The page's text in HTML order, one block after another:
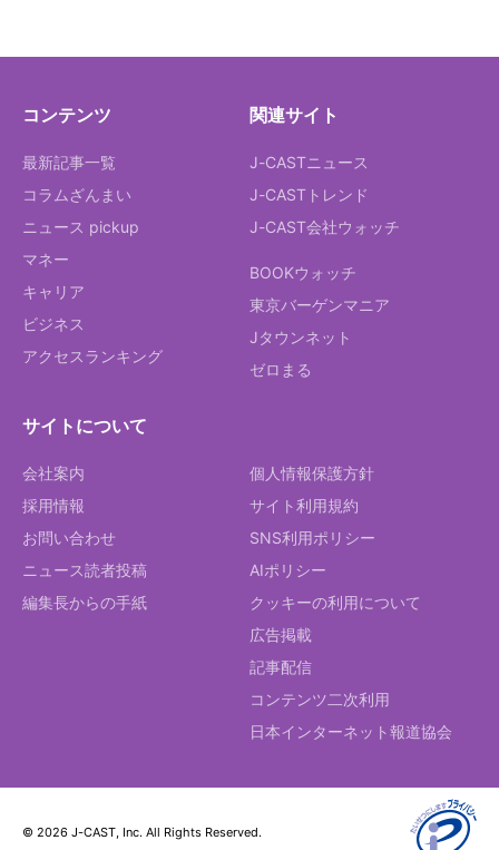
コンテンツ
最新記事一覧
コラムざんまい
ニュース pickup
マネー
キャリア
ビジネス
アクセスランキング
関連サイト
J-CASTニュース
J-CASTトレンド
J-CAST会社ウォッチ
BOOKウォッチ
東京バーゲンマニア
Jタウンネット
ゼロまる
サイトについて
会社案内
採用情報
お問い合わせ
ニュース読者投稿
編集長からの手紙
個人情報保護方針
サイト利用規約
SNS利用ポリシー
AIポリシー
クッキーの利用について
広告掲載
記事配信
コンテンツ二次利用
日本インターネット報道協会
© 2026 J-CAST, Inc. All Rights Reserved.